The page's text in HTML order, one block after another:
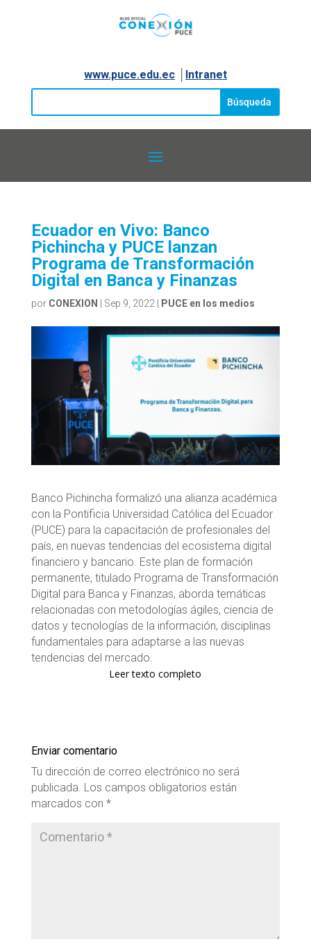
www.puce.edu.ec│ Intranet
Ecuador en Vivo: Banco
Pichincha y PUCE lanzan
Programa de Transformación
Digital en Banca y Finanzas
por CONEXION Sep 9, 2022| PUCE en los medios
Banco Pichincha formalizó una alianza académica
con la Pontificia Universidad Católica del Ecuador
(PUCE) para la capacitación de profesionales del
país, en nuevas tendencias del ecosistema digital
financiero y bancario. Este plan de formación
permanente, titulado Programa de Transformación
Digital para Banca y Finanzas, aborda temáticas
relacionadas con metodologías ágiles, ciencia de
datos y tecnologías de la información, disciplinas
fundamentales para adaptarse a las nuevas
tendencias del mercado.
Leer texto completo
Enviar comentario
Tu dirección de correo electrónico no será
publicada. Los campos obligatorios están
marcados con *